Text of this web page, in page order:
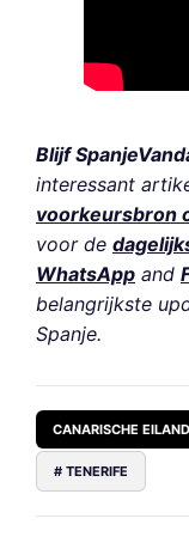
Blijf
interessant
voorkeursbron
voor de
WhatsApp and
belangrijkste
Spanje.
CANARISCHE
# TENERIFE